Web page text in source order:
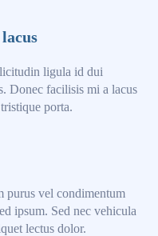
ligula id dui
Donec facilisis mi a lacus
porta.
purus vel condimentum
ipsum. Sed nec vehicula
lectus dolor.